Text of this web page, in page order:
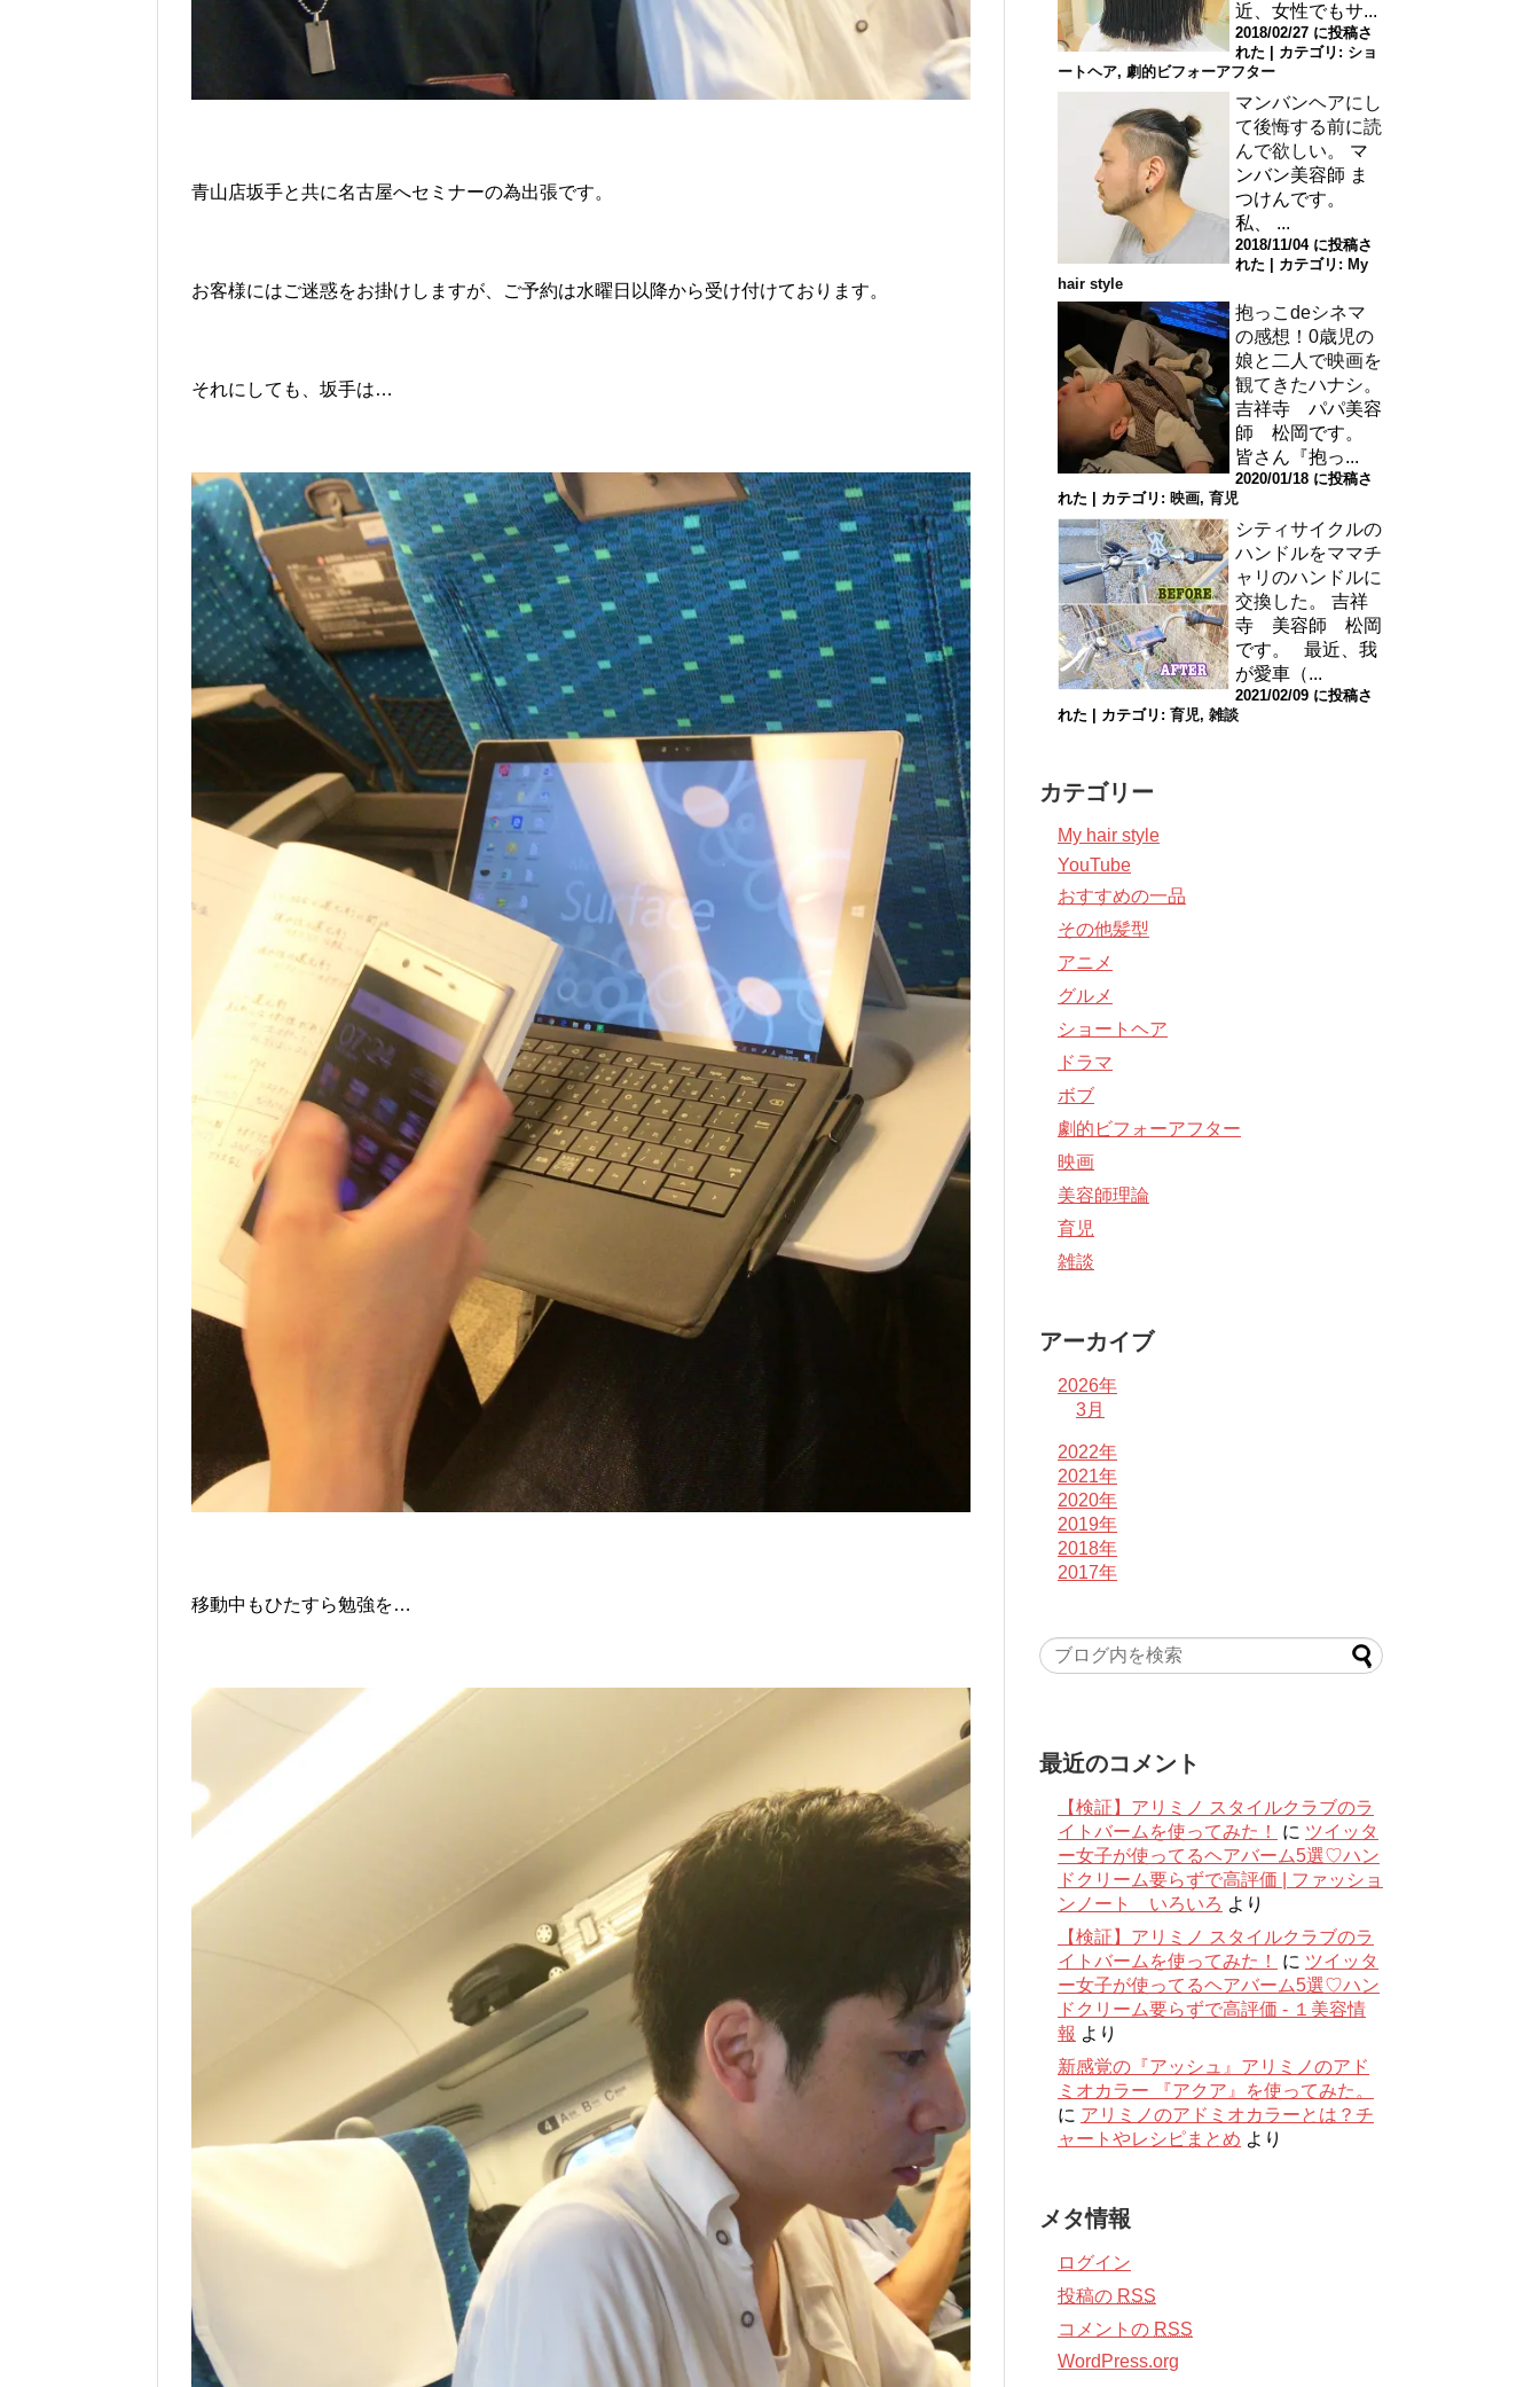
青山店坂手と共に名古屋へセミナーの為出張です。
お客様にはご迷惑をお掛けしますが、ご予約は水曜日以降から受け付けております。
それにしても、坂手は…
移動中もひたすら勉強を…
近、女性でもサ...
2018/02/27 に投稿さ
れた
カテゴリ: ショ
ートヘア, 劇的ビフォーアフター
マンバンヘアにし
て後悔する前に読
んで欲しい。
マ
ンバン美容師 ま
つけんです。
私、 ...
2018/11/04 に投稿さ
れた
カテゴリ: My
hair style
抱っこdeシネマ
の感想！0歳児の
娘と二人で映画を
観てきたハナシ。
吉祥寺 パパ美容
師 松岡です。
皆さん『抱っ...
2020/01/18 に投稿さ
れた
カテゴリ: 映画, 育児
シティサイクルの
ハンドルをママチ
ャリのハンドルに
交換した。
吉祥
寺 美容師 松岡
です。 最近、我
が愛車（...
2021/02/09 に投稿さ
れた
カテゴリ: 育児, 雑談
カテゴリー
My hair style
YouTube
おすすめの一品
その他髪型
アニメ
グルメ
ショートヘア
ドラマ
ボブ
劇的ビフォーアフター
映画
美容師理論
育児
雑談
アーカイブ
2026年
3月
2022年
2021年
2020年
2019年
2018年
2017年
最近のコメント
【検証】アリミノ スタイルクラブのラ
イトバームを使ってみた！
に ツイッタ
ー女子が使ってるヘアバーム5選♡ハン
ドクリーム要らずで高評価 | ファッショ
ンノート いろいろ より
【検証】アリミノ スタイルクラブのラ
イトバームを使ってみた！
に ツイッタ
ー女子が使ってるヘアバーム5選♡ハン
ドクリーム要らずで高評価 - １美容情
報 より
新感覚の『アッシュ』アリミノのアド
ミオカラー 『アクア』を使ってみた。
に アリミノのアドミオカラーとは？チ
ャートやレシピまとめ より
メタ情報
ログイン
投稿の RSS
コメントの RSS
WordPress.org